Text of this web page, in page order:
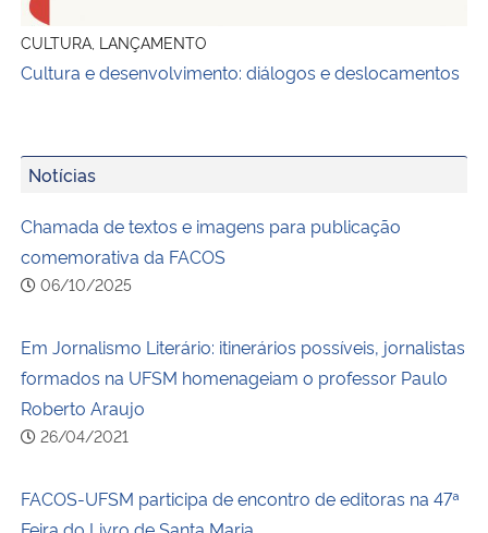
CULTURA, LANÇAMENTO
Cultura e desenvolvimento: diálogos e deslocamentos
Notícias
Chamada de textos e imagens para publicação
comemorativa da FACOS
06/10/2025
Em Jornalismo Literário: itinerários possíveis, jornalistas
formados na UFSM homenageiam o professor Paulo
Roberto Araujo
26/04/2021
FACOS-UFSM participa de encontro de editoras na 47ª